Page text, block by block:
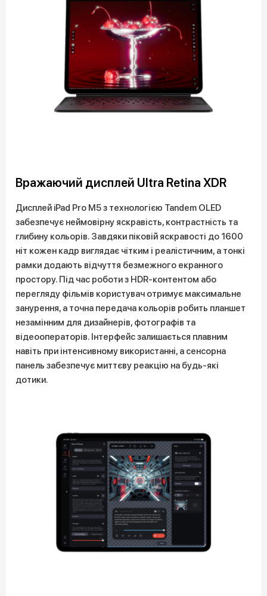
Вражаючий дисплей Ultra Retina XDR
Дисплей iPad Pro M5 з технологією Tandem OLED
забезпечує неймовірну яскравість, контрастність та
глибину кольорів. Завдяки піковій яскравості до 1600
ніт кожен кадр виглядає чітким і реалістичним, а тонкі
рамки додають відчуття безмежного екранного
простору. Під час роботи з HDR-контентом або
перегляду фільмів користувач отримує максимальне
занурення, а точна передача кольорів робить планшет
незамінним для дизайнерів, фотографів та
відеооператорів. Інтерфейс залишається плавним
навіть при інтенсивному використанні, а сенсорна
панель забезпечує миттєву реакцію на будь-які
дотики.